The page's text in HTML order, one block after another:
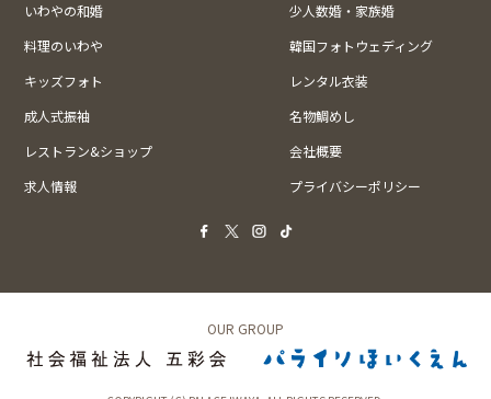
いわやの和婚
少人数婚・家族婚
料理のいわや
韓国フォトウェディング
キッズフォト
レンタル衣装
成人式振袖
名物鯛めし
レストラン&ショップ
会社概要
求人情報
プライバシーポリシー
OUR GROUP